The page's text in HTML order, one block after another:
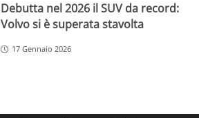
Debutta nel 2026 il SUV da record:
Volvo si è superata stavolta
17 Gennaio 2026